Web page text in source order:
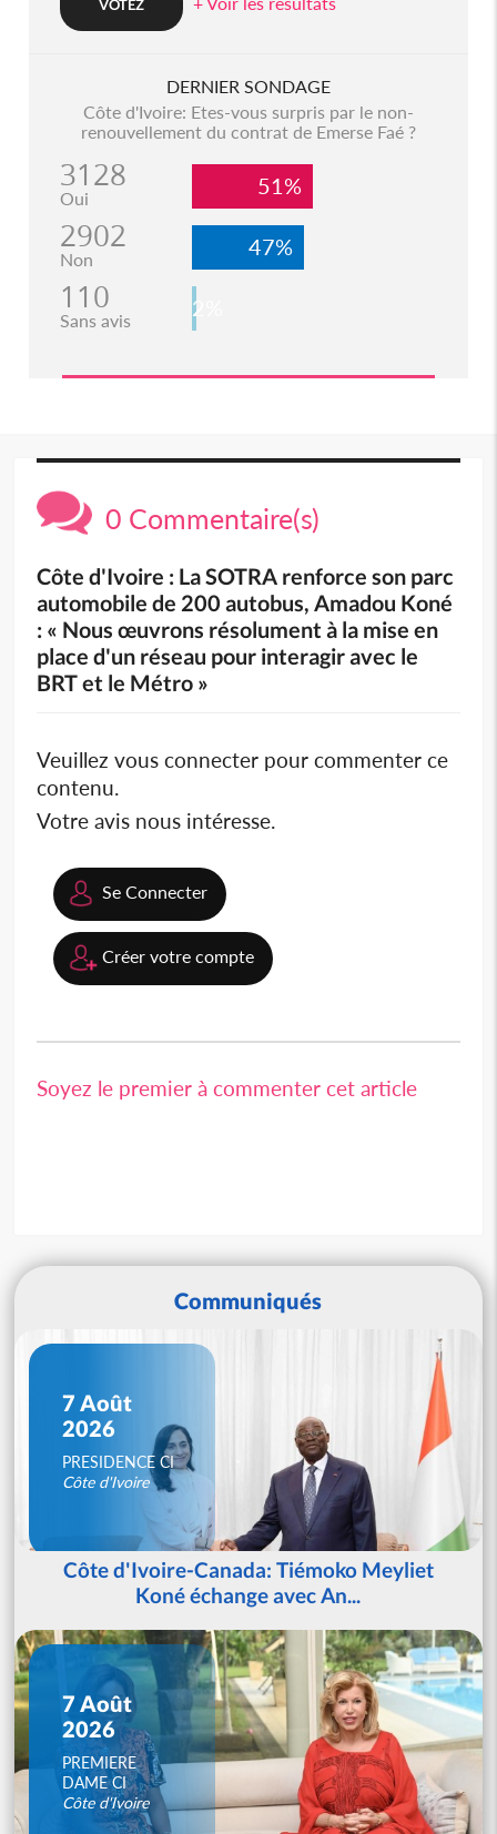
DERNIER SONDAGE
Côte d'Ivoire: Etes-vous surpris par le non-
renouvellement du contrat de Emerse Faé ?
3128
Oui 51%
2902
Non 47%
110
Sans avis 2%
0 Commentaire(s)
Côte d'Ivoire : La SOTRA renforce son parc
automobile de 200 autobus, Amadou Koné
: « Nous œuvrons résolument à la mise en
place d'un réseau pour interagir avec le
BRT et le Métro »
Veuillez vous connecter pour commenter ce
contenu.
Votre avis nous intéresse.
Se Connecter
Créer votre compte
Soyez le premier à commenter cet article
Communiqués
7 Août
2026
PRESIDENCE CI
Côte d'Ivoire
Côte d'Ivoire-Canada: Tiémoko Meyliet
Koné échange avec An...
7 Août
2026
PREMIERE
DAME CI
Côte d'Ivoire